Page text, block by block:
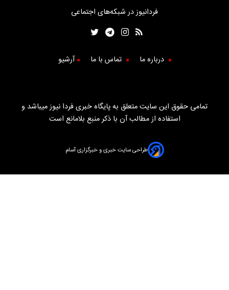
فردانیوز در شبکه‌های اجتماعی
درباره ما تماس با ما آرشیو
تمامی حقوق این سایت متعلق به پایگاه خبری فردا نیوز میباشد و
استفاده از مطالب آن با ذکر منبع بلامانع است
طراحی سایت خبری و خبرگزاری آسام